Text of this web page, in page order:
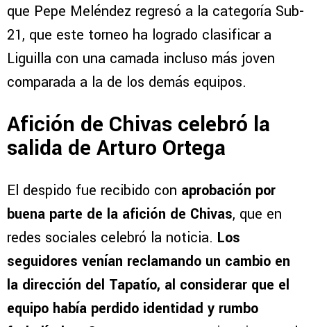
que Pepe Meléndez regresó a la categoría Sub-
21, que este torneo ha logrado clasificar a
Liguilla con una camada incluso más joven
comparada a la de los demás equipos.
Afición de Chivas celebró la
salida de Arturo Ortega
El despido fue recibido con aprobación por
buena parte de la afición de Chivas, que en
redes sociales celebró la noticia. Los
seguidores venían reclamando un cambio en
la dirección del Tapatío, al considerar que el
equipo había perdido identidad y rumbo